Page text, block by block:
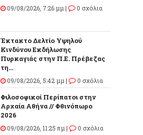
09/08/2026, 7:26 μμ | 0 σχόλια
Έκτακτο Δελτίο Υψηλού
Κινδύνου Εκδήλωσης
Πυρκαγιάς στην Π.Ε. Πρέβεζας
τη...
09/08/2026, 5:42 μμ | 0 σχόλια
Φιλοσοφικοί Περίπατοι στην
Αρχαία Αθήνα // Φθινόπωρο
2026
09/08/2026, 11:25 πμ | 0 σχόλια